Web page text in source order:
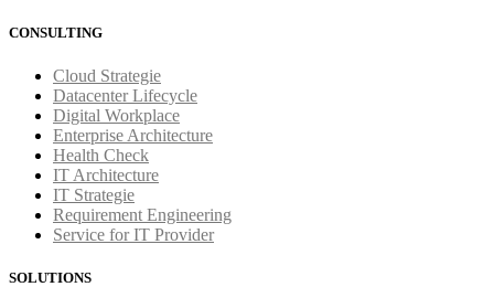
CONSULTING
Cloud Strategie
Datacenter Lifecycle
Digital Workplace
Enterprise Architecture
Health Check
IT Architecture
IT Strategie
Requirement Engineering
Service for IT Provider
SOLUTIONS